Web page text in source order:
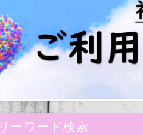
フリーワード検索